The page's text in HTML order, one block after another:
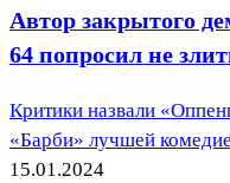
Автор закрытого
64 попросил не
Критики назвали
«Барби» лучшей
15.01.2024